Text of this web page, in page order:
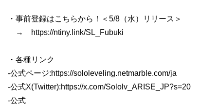
・事前登録はこちらから！＜5/8（水）リリース＞
→ https://ntiny.link/SL_Fubuki
・各種リンク
-公式ページ:https://sololeveling.netmarble.com/ja
-公式X(Twitter):https://x.com/Sololv_ARISE_JP?s=20
-公式